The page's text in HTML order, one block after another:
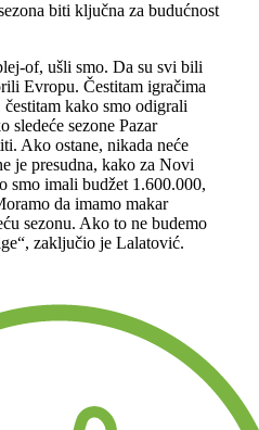
biti ključna za budućnost
of, ušli smo. Da su svi bili
Evropu. Čestitam igračima
kako smo odigrali
sledeće sezone Pazar
Ako ostane, nikada neće
je presudna, kako za Novi
smo imali budžet 1.600.000,
da imamo makar
sezonu. Ako to ne budemo
zaključio je Lalatović.